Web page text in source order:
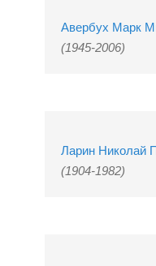
Авербух Марк
(1945-2006)
Ларин Николай
(1904-1982)